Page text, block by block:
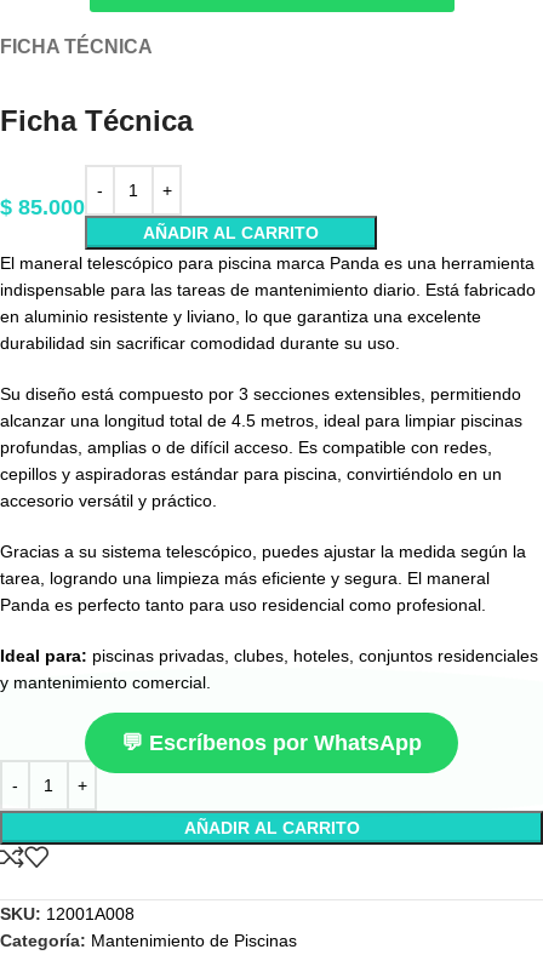
FICHA TÉCNICA
Ficha Técnica
$ 85.000
AÑADIR AL CARRITO
El maneral telescópico para piscina marca Panda es una herramienta
indispensable para las tareas de mantenimiento diario. Está fabricado
en aluminio resistente y liviano, lo que garantiza una excelente
durabilidad sin sacrificar comodidad durante su uso.
Su diseño está compuesto por 3 secciones extensibles, permitiendo
alcanzar una longitud total de 4.5 metros, ideal para limpiar piscinas
profundas, amplias o de difícil acceso. Es compatible con redes,
cepillos y aspiradoras estándar para piscina, convirtiéndolo en un
accesorio versátil y práctico.
Gracias a su sistema telescópico, puedes ajustar la medida según la
tarea, logrando una limpieza más eficiente y segura. El maneral
Panda es perfecto tanto para uso residencial como profesional.
Ideal para: piscinas privadas, clubes, hoteles, conjuntos residenciales
y mantenimiento comercial.
💬 Escríbenos por WhatsApp
AÑADIR AL CARRITO
SKU: 12001A008
Categoría: Mantenimiento de Piscinas